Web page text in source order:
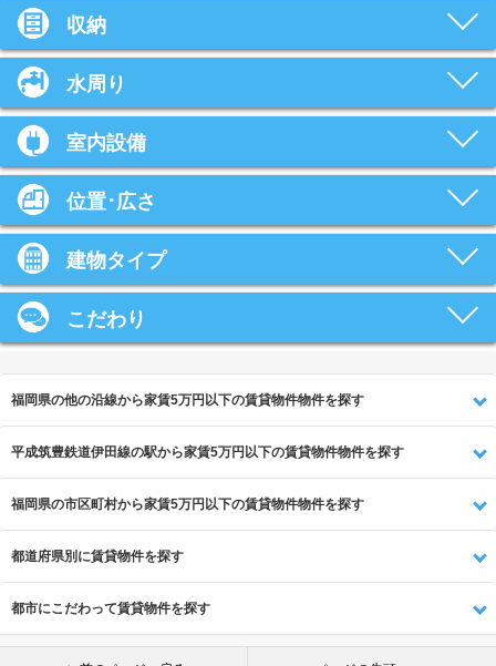
収納
水周り
室内設備
位置･広さ
建物タイプ
こだわり
福岡県の他の沿線から家賃5万円以下の賃貸物件物件を探す
平成筑豊鉄道伊田線の駅から家賃5万円以下の賃貸物件物件を探す
福岡県の市区町村から家賃5万円以下の賃貸物件物件を探す
都道府県別に賃貸物件を探す
都市にこだわって賃貸物件を探す